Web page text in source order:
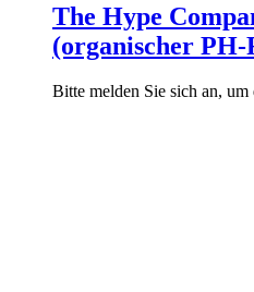
The Hype
(organischer
Bitte melden Sie sich an,